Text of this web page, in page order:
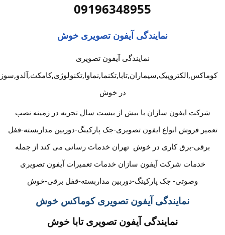
09196348955
نمایندگی آیفون تصویری خوش
نمایندگی آیفون تصویری
در خوش
شرکت ایفون سازان با بیش از بیست سال تجربه در زمینه نصب
تعمیر فروش انواع ایفون تصویری-جک پارکینگ-دوربین مداربسته-قفل
برقی-برق کاری در خوش تهران خدمات رسانی می کند از جمله
خدمات شرکت آیفون سازان خدمات تعمیرات آیفون تصویری
وصوتی- جک پارکینگ-دوربین مداربسته-قفل برقی-خوش
نمایندگی آیفون تصویری کوماکس خوش
نمایندگی آیفون تصویری تابا خوش